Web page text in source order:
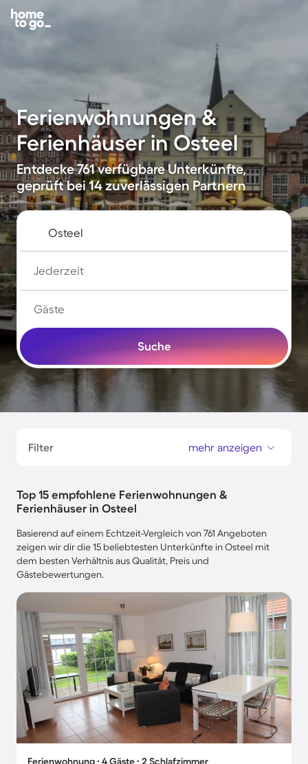
Ferienwohnungen &
Ferienhäuser in Osteel
Entdecke 761 verfügbare Unterkünfte,
geprüft bei 14 zuverlässigen Partnern
Jederzeit
Gäste
Suche
Filter mehr anzeigen
Top 15 empfohlene Ferienwohnungen &
Ferienhäuser in Osteel
Basierend auf einem Echtzeit-Vergleich von 761 Angeboten
zeigen wir dir die 15 beliebtesten Unterkünfte in Osteel mit
dem besten Verhältnis aus Qualität, Preis und
Gästebewertungen.
Ferienwohnung ∙ 4 Gäste ∙ 2 Schlafzimmer